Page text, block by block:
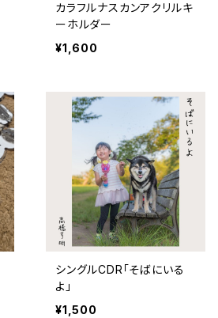
カラフルナスカンアクリルキ
ーホルダー
¥1,600
シングルCDR｢そばにいる
よ｣
¥1,500